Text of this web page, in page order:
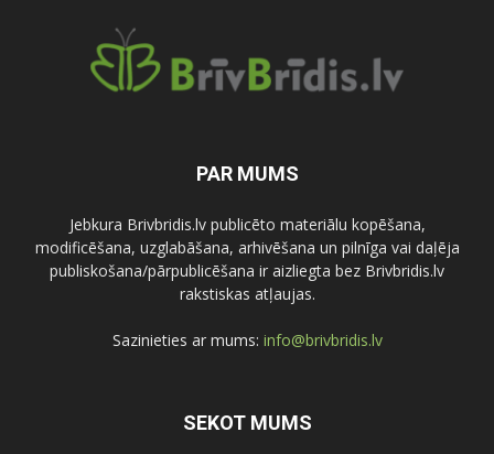
PAR MUMS
Jebkura Brivbridis.lv publicēto materiālu kopēšana,
modificēšana, uzglabāšana, arhivēšana un pilnīga vai daļēja
publiskošana/pārpublicēšana ir aizliegta bez Brivbridis.lv
rakstiskas atļaujas.
Sazinieties ar mums: info@brivbridis.lv
SEKOT MUMS